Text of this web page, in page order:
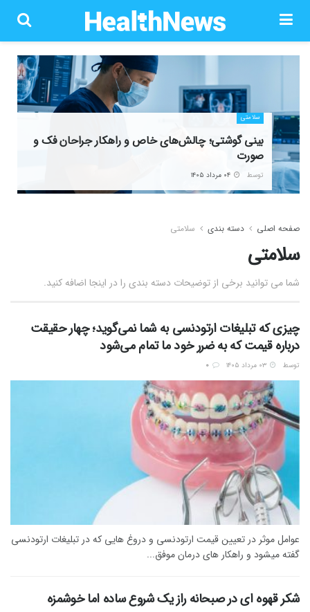
سلامتی
بینی گوشتی؛ چالش‌های خاص و راهکار جراحان فک و
صورت
توسط
صفحه اصلی دسته بندی سلامتی
سلامتی
شما می توانید برخی از توضیحات دسته بندی را در اینجا اضافه کنید.
چیزی که تبلیغات ارتودنسی به شما نمی‌گوید؛ چهار حقیقت
درباره قیمت که به ضرر خود ما تمام می‌شود
توسط
عوامل موثر در تعیین قیمت ارتودنسی و دروغ هایی که در تبلیغات ارتودنسی
گفته میشود و راهکار های درمان موفق...
شکر قهوه ای در صبحانه راز یک شروع ساده اما خوشمزه